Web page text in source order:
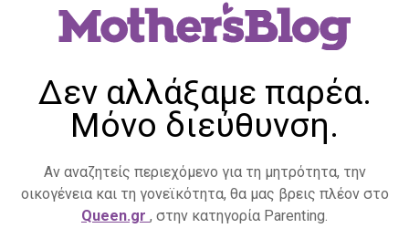
Δεν αλλάξαμε παρέα.
Μόνο διεύθυνση.
Αν αναζητείς περιεχόμενο για τη μητρότητα, την
οικογένεια και τη γονεϊκότητα, θα μας βρεις πλέον στο
Queen.gr , στην κατηγορία Parenting.